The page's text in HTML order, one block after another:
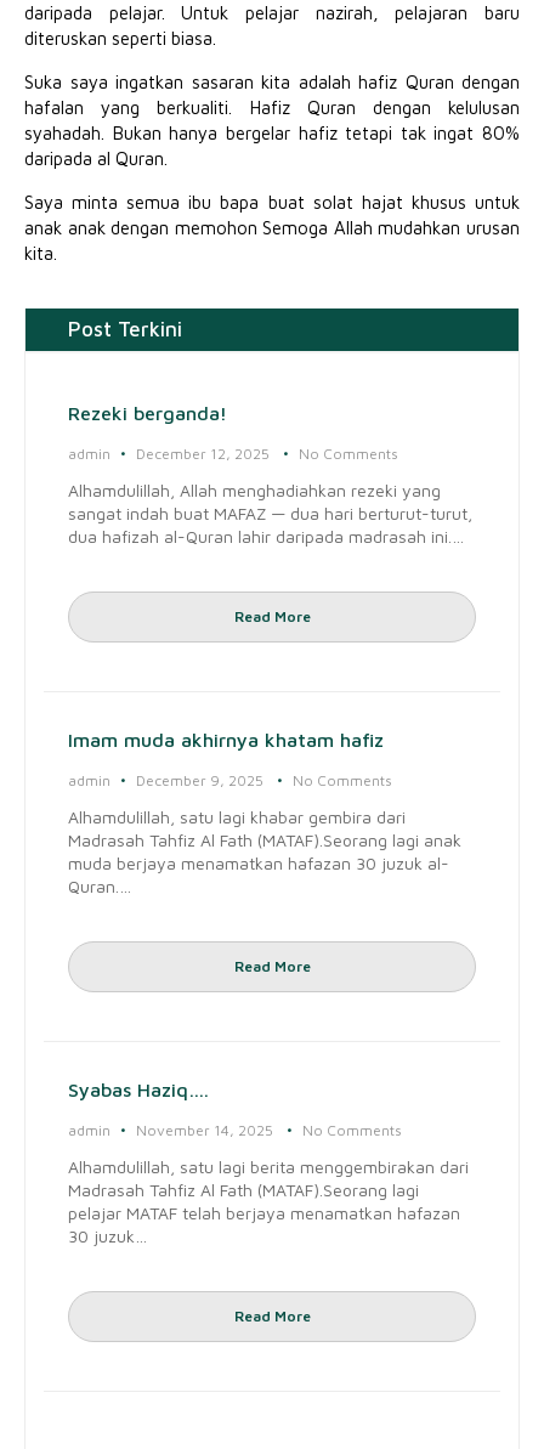
daripada pelajar. Untuk pelajar nazirah, pelajaran baru
diteruskan seperti biasa.
Suka saya ingatkan sasaran kita adalah hafiz Quran dengan
hafalan yang berkualiti. Hafiz Quran dengan kelulusan
syahadah. Bukan hanya bergelar hafiz tetapi tak ingat 80%
daripada al Quran.
Saya minta semua ibu bapa buat solat hajat khusus untuk
anak anak dengan memohon Semoga Allah mudahkan urusan
kita.
Post Terkini
Rezeki berganda!
admin December 12, 2025 No Comments
Alhamdulillah, Allah menghadiahkan rezeki yang
sangat indah buat MAFAZ — dua hari berturut-turut,
dua hafizah al-Quran lahir daripada madrasah ini.…
Read More
Imam muda akhirnya khatam hafiz
admin December 9, 2025 No Comments
Alhamdulillah, satu lagi khabar gembira dari
Madrasah Tahfiz Al Fath (MATAF).Seorang lagi anak
muda berjaya menamatkan hafazan 30 juzuk al-
Quran.…
Read More
Syabas Haziq….
admin November 14, 2025 No Comments
Alhamdulillah, satu lagi berita menggembirakan dari
Madrasah Tahfiz Al Fath (MATAF).Seorang lagi
pelajar MATAF telah berjaya menamatkan hafazan
30 juzuk…
Read More